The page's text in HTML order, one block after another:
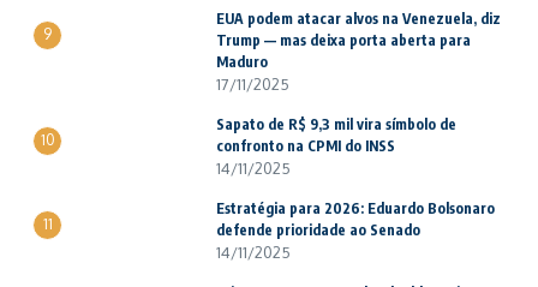
9
EUA podem atacar alvos na Venezuela, diz
Trump — mas deixa porta aberta para
Maduro
17/11/2025
10
Sapato de R$ 9,3 mil vira símbolo de
confronto na CPMI do INSS
14/11/2025
11
Estratégia para 2026: Eduardo Bolsonaro
defende prioridade ao Senado
14/11/2025